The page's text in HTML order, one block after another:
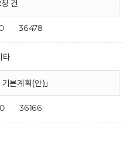
건
36478
타
본계획(안)」
36166